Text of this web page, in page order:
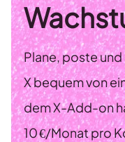
Plane, poste
X bequem von
dem X-Add-on
10 €/Monat pro